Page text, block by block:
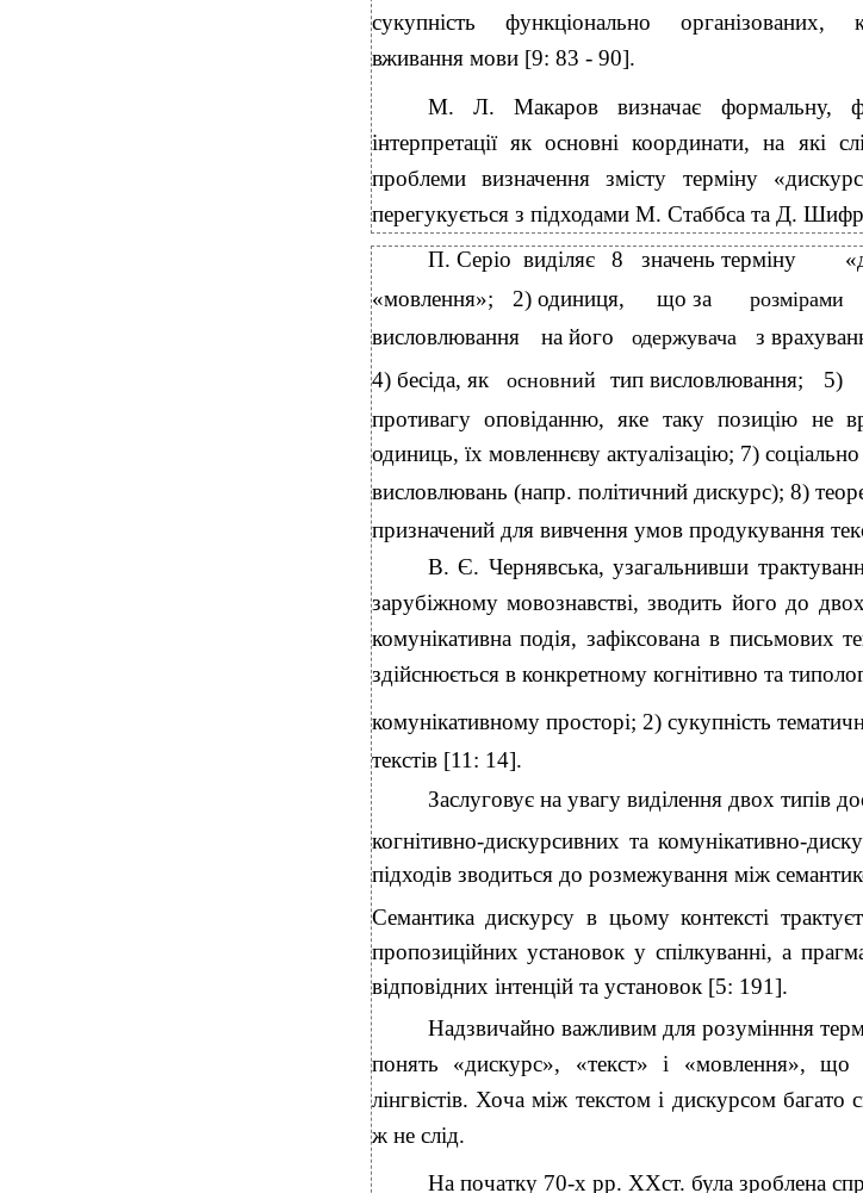
сукупність функціонально організованих,
вживання мови [9: 83 - 90].
М. Л. Макаров визначає формальну,
інтерпретації як основні координати, на які
проблеми визначення змісту терміну
перегукується з підходами М. Стаббса та Д.
П. Серіо виділяє 8 значень терміну
«мовлення»;
2) одиниця, що за розмірами
висловлювання
на його одержувача з
4) бесіда, як
основний тип висловлювання; 5)
противагу оповіданню, яке таку позицію не
одиниць, їх мовленнєву актуалізацію; 7)
висловлювань (напр. політичний дискурс); 8)
призначений для вивчення умов продукування
В. Є. Чернявська, узагальнивши
зарубіжному мовознавстві, зводить його до
комунікативна подія, зафіксована в письмових
здійснюється в конкретному когнітивно та
комунікативному просторі; 2) сукупність
текстів [11: 14].
Заслуговує на увагу виділення двох типів
когнітивно-дискурсивних та комунікативно-
підходів зводиться до розмежування між
Семантика дискурсу в цьому контексті
пропозиційних установок у спілкуванні, а
відповідних інтенцій та установок [5: 191].
Надзвичайно важливим для розумінння
понять «дискурс», «текст» і «мовлення»,
лінгвістів. Хоча між текстом і дискурсом багато
ж не слід.
На початку 70-х рр. XXст. була зроблена